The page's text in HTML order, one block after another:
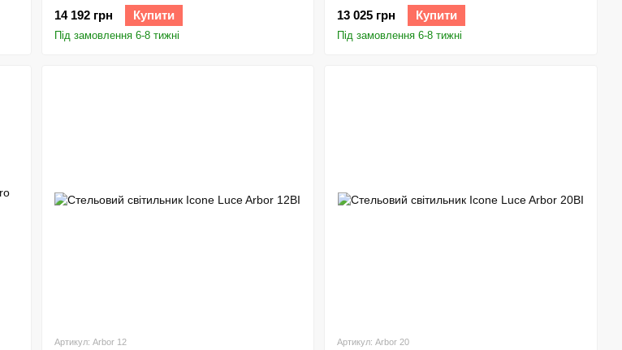
14 192 грн Купити
Під замовлення 6-8 тижні
13 025 грн Купити
Під замовлення 6-8 тижні
Артикул: Arbor 12 Артикул: Arbor 20